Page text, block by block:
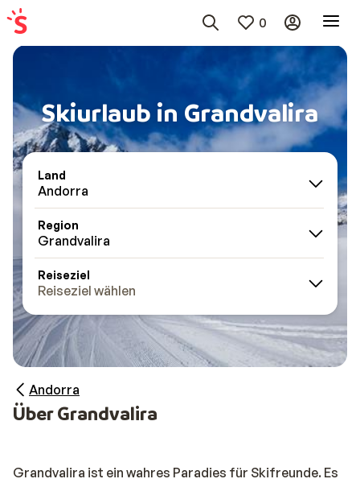
0
Skiurlaub in Grandvalira
Land
Andorra
Region
Grandvalira
Reiseziel
Reiseziel wählen
Andorra
Über Grandvalira
Grandvalira ist ein wahres Paradies für Skifreunde. Es